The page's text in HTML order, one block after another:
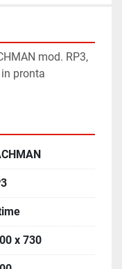
mod. RP3,
pronta
x 730